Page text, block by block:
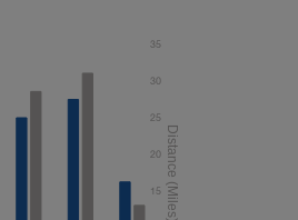
15
20
25
30
35